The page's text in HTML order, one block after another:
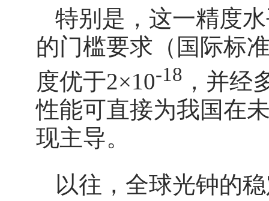
特别是，这一精度
的门槛要求（国际标
度优于2×10-18 ，并经
性能可直接为我国在
现主导。
以往，全球光钟的